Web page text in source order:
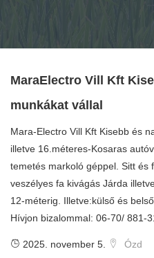
MaraElectro Vill Kft
munkákat vállal
Mara-Electro Vill Kft Kisebb és
illetve 16.méteres-Kosaras
temetés markoló géppel. Sitt és
veszélyes fa kivágás Járda
12-méterig. Illetve:külső és
Hívjon bizalommal: 06-70/ 881-
2025. november 5.
Ózd